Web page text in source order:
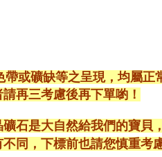
或礦缺等之呈現，均屬正
再三考慮後再下單喲！
石是大自然給我們的寶貝
同，下標前也請您慎重考慮